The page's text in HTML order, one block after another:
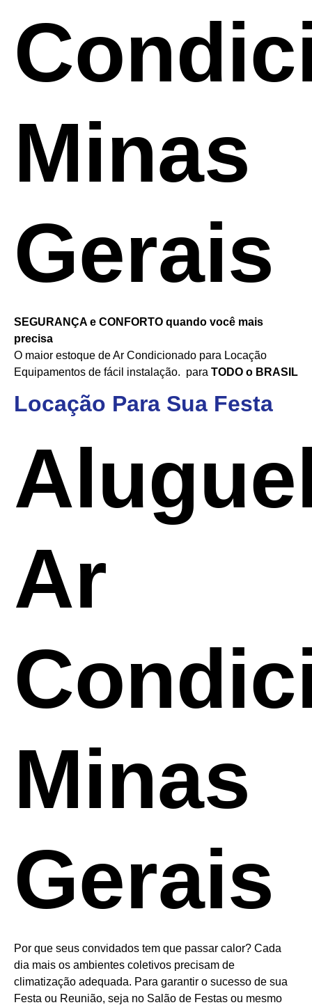
Minas
Gerais
SEGURANÇA e CONFORTO quando você mais
precisa
O maior estoque de Ar Condicionado para Locação
Equipamentos de fácil instalação. para TODO o BRASIL
Locação Para Sua Festa
Ar
Minas
Gerais
Por que seus convidados tem que passar calor? Cada
dia mais os ambientes coletivos precisam de
climatização adequada. Para garantir o sucesso de sua
Festa ou Reunião, seja no Salão de Festas ou mesmo